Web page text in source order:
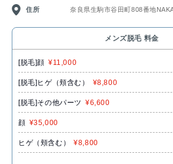
住所 奈良県生駒市谷田町808番地
メンズ脱毛 料金
[脱毛]顔 ¥11,000
[脱毛]ヒゲ（頬含む） ¥8,800
[脱毛]その他パーツ ¥6,600
顔 ¥35,000
ヒゲ（頬含む） ¥8,800